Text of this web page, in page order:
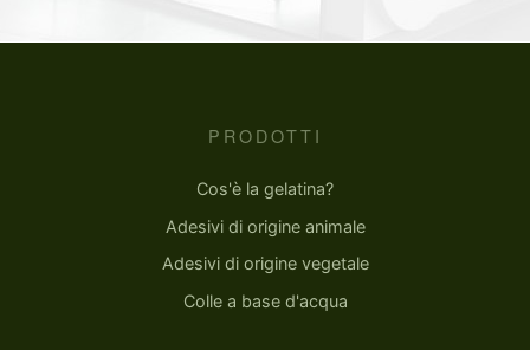
PRODOTTI
Cos'è la gelatina?
Adesivi di origine animale
Adesivi di origine vegetale
Colle a base d'acqua